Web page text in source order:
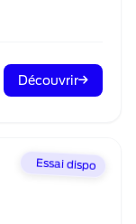
Découvrir
Essai dispo